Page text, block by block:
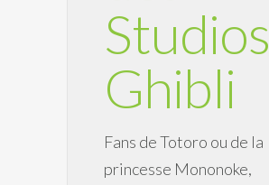
Studios
Ghibli
Fans de Totoro ou de la
princesse Mononoke,